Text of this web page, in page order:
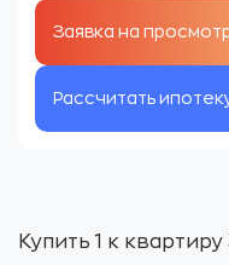
Рассчитать
Купить 1 к